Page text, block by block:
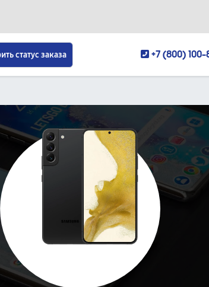
статус заказа +7 (800)